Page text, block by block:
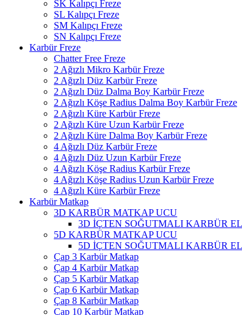
SK Kalıpçı Freze
SL Kalıpçı Freze
SM Kalıpçı Freze
SN Kalıpçı Freze
Karbür Freze
Chatter Free Freze
2 Ağızlı Mikro Karbür Freze
2 Ağızlı Düz Karbür Freze
2 Ağızlı Düz Dalma Boy Karbür Freze
2 Ağızlı Köşe Radius Dalma Boy Karbür Freze
2 Ağızlı Küre Karbür Freze
2 Ağızlı Küre Uzun Karbür Freze
2 Ağızlı Küre Dalma Boy Karbür Freze
4 Ağızlı Düz Karbür Freze
4 Ağızlı Düz Uzun Karbür Freze
4 Ağızlı Köşe Radius Karbür Freze
4 Ağızlı Köşe Radius Uzun Karbür Freze
4 Ağızlı Küre Karbür Freze
Karbür Matkap
3D KARBÜR MATKAP UCU
3D İÇTEN SOĞUTMALI KARBÜR
5D KARBÜR MATKAP UCU
5D İÇTEN SOĞUTMALI KARBÜR
Çap 3 Karbür Matkap
Çap 4 Karbür Matkap
Çap 5 Karbür Matkap
Çap 6 Karbür Matkap
Çap 8 Karbür Matkap
Çap 10 Karbür Matkap